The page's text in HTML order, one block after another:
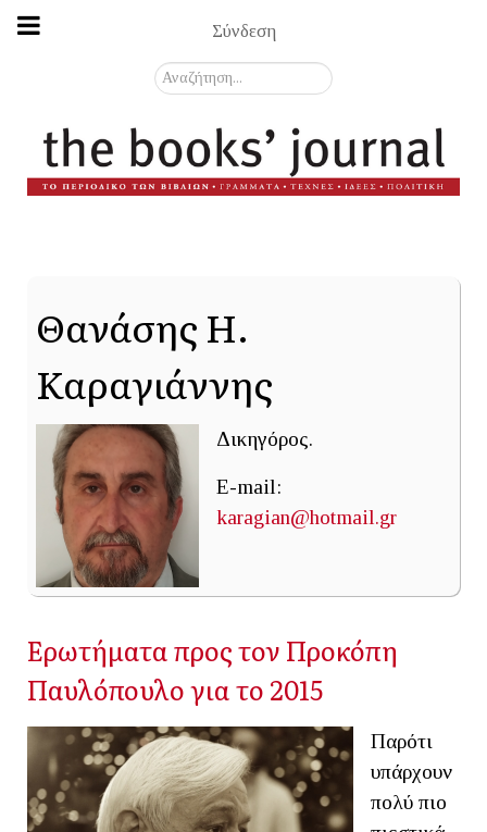
Σύνδεση
Αναζήτηση...
Θανάσης Η.
Καραγιάννης
Δικηγόρος.
E-mail:
karagian@hotmail.gr
Ερωτήματα προς τον Προκόπη
Παυλόπουλο για το 2015
Παρότι
υπάρχουν
πολύ πιο